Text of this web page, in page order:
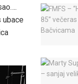
ubace